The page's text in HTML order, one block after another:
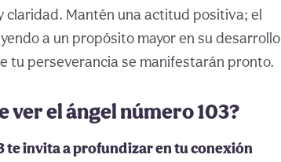
Mantén una actitud positiva; el
a un propósito mayor en su desarrollo
tu perseverancia se manifestarán pronto.
el ángel número 103?
te invita a profundizar en tu conexión